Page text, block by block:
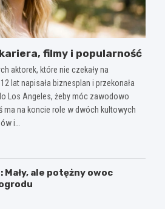
filmy i popularność
aktorek, które nie czekały na
lat napisała biznesplan i przekonała
Los Angeles, żeby móc zawodowo
ma na koncie role w dwóch kultowych
i…
Mały, ale potężny owoc